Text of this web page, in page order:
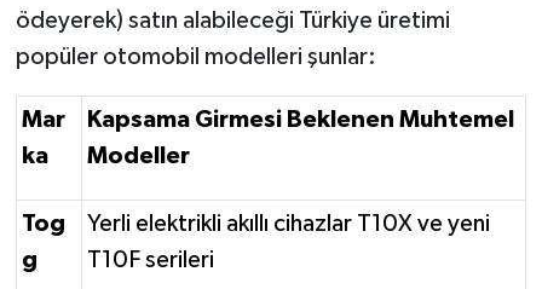
ödeyerek) satın alabileceği Türkiye üretimi
popüler otomobil modelleri şunlar:
Mar
ka
Kapsama Girmesi Beklenen Muhtemel
Modeller
Tog
g
Yerli elektrikli akıllı cihazlar T10X ve yeni
T10F serileri